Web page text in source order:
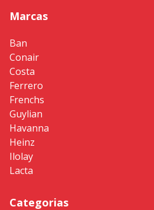
Marcas
Ban
Conair
Costa
Ferrero
Frenchs
Guylian
Havanna
Heinz
Ilolay
Lacta
Categorias